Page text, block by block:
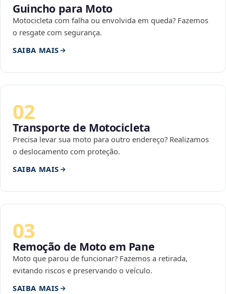
Guincho para Moto
Motocicleta com falha ou envolvida em queda? Fazemos
o resgate com segurança.
SAIBA MAIS
02
Transporte de Motocicleta
Precisa levar sua moto para outro endereço? Realizamos
o deslocamento com proteção.
SAIBA MAIS
03
Remoção de Moto em Pane
Moto que parou de funcionar? Fazemos a retirada,
evitando riscos e preservando o veículo.
SAIBA MAIS